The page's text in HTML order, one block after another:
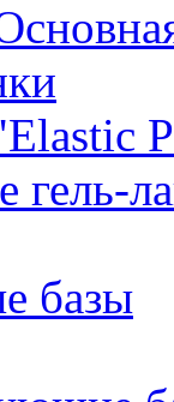
гель-
базы